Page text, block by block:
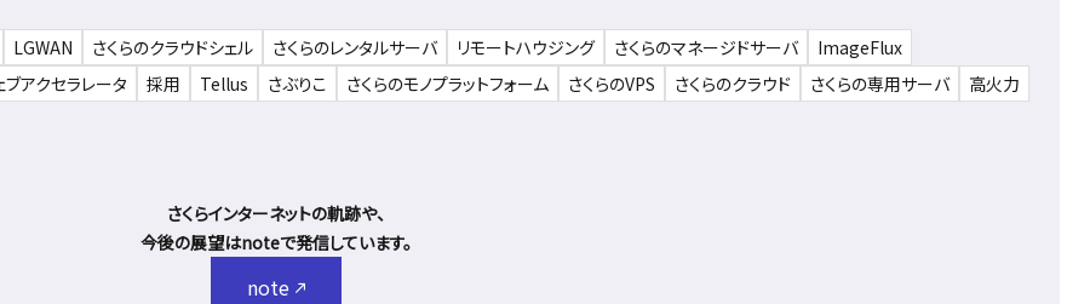
LGWAN さくらのクラウドシェル さくらのレンタルサーバ リモートハウジング さくらのマネージドサーバ
ImageFlux
ブアクセラレータ 採用 Tellus さぶりこ さくらのモノプラットフォーム さくらのVPS さくらのクラウド さくらの専用サーバ
高火力
さくらインターネットの軌跡や、
今後の展望はnoteで発信しています。
note